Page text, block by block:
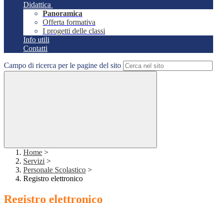
Didattica
Panoramica
Offerta formativa
I progetti delle classi
Info utili
Contatti
Campo di ricerca per le pagine del sito
Home >
Servizi >
Personale Scolastico >
Registro elettronico
Registro elettronico